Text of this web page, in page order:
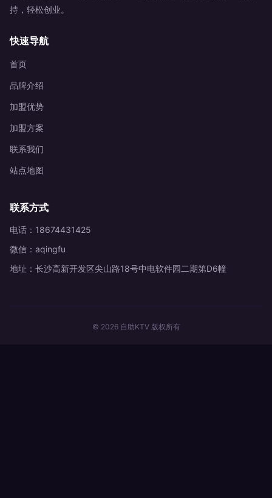
持，轻松创业。
快速导航
首页
品牌介绍
加盟优势
加盟方案
联系我们
站点地图
联系方式
电话：18674431425
微信：aqingfu
地址：长沙高新开发区尖山路18号中电软件园二期第D6幢
© 2026 自助KTV 版权所有